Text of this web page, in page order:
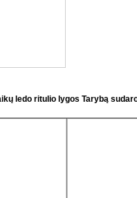
ledo ritulio lygos Tarybą